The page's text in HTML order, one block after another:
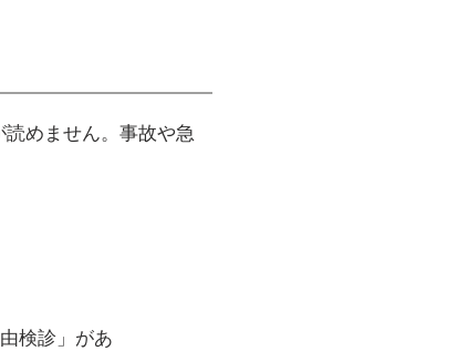
めません。事故や急
検診」があ